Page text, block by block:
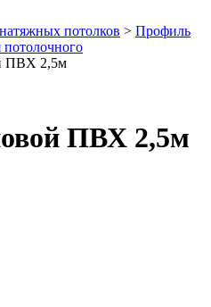
потолков > Профиль
ПВХ 2,5м
ПВХ 2,5м